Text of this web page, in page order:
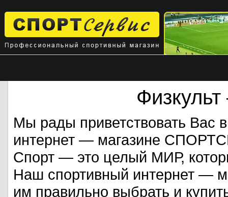
Мы рады приветствовать Вас
интернет — магазине
Спорт — это целый МИР,
Наш спортивный интернет —
им правильно выбрать и